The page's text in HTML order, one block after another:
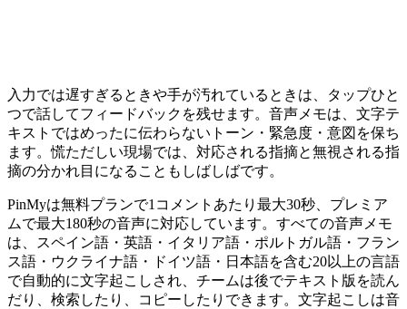
入力では遅すぎるときや手が汚れているときは、タップひと
つで話してフィードバックを残せます。音声メモは、文字テ
キストではめったに伝わらないトーン・緊急度・意図を保ち
ます。慌ただしい現場では、対応される指摘と無視される指
摘の分かれ目になることもしばしばです。
PinMyは無料プランで1コメントあたり最大30秒、プレミア
ムで最大180秒の音声に対応しています。すべての音声メモ
は、スペイン語・英語・イタリア語・ポルトガル語・フラン
ス語・ウクライナ語・ドイツ語・日本語を含む20以上の言語
で自動的に文字起こしされ、チームは後でテキスト版を読ん
だり、検索したり、コピーしたりできます。文字起こしは音